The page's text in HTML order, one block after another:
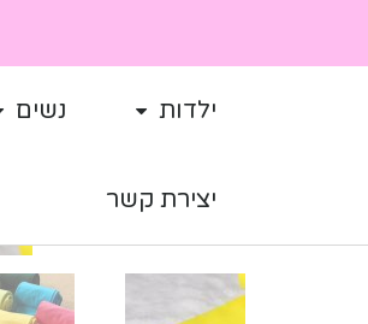
ילדות נשים
יצירת קשר